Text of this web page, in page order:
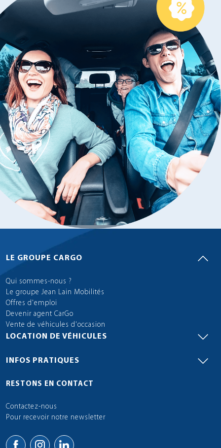
LE GROUPE CARGO
Qui sommes-nous ?
Le groupe Jean Lain Mobilités
Offres d'emploi
Devenir agent CarGo
Vente de véhicules d'occasion
LOCATION DE VÉHICULES
INFOS PRATIQUES
RESTONS EN CONTACT
Contactez-nous
Pour recevoir notre newsletter